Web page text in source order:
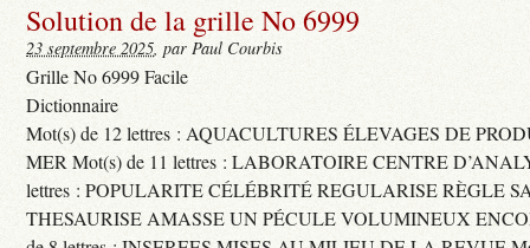
Solution de la grille No 6999
23 septembre 2025, par Paul Courbis
Grille No 6999 Facile
Dictionnaire
Mot(s) de 12 lettres : AQUACULTURES ÉLEVAGES DE
MER Mot(s) de 11 lettres : LABORATOIRE CENTRE
lettres : POPULARITE CÉLÉBRITÉ REGULARISE RÈGLE
THESAURISE AMASSE UN PÉCULE VOLUMINEUX